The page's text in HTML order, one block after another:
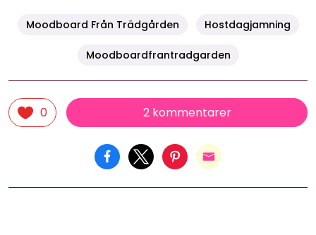
Moodboard Från Trädgården Hostdagjamning
Moodboardfrantradgarden
0 2 kommentarer